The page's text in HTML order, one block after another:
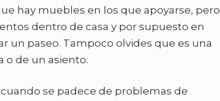
hay muebles en los que apoyarse, pero
dentro de casa y por supuesto en
un paseo. Tampoco olvides que es una
o de un asiento.
se padece de problemas de